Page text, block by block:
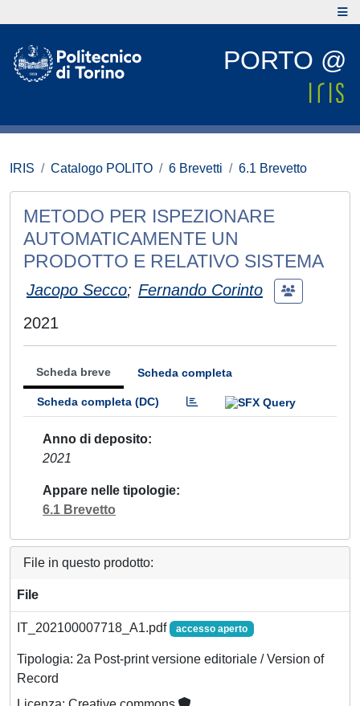
PORTO @
IRIS Catalogo POLITO 6 Brevetti 6.1 Brevetto
METODO PER ISPEZIONARE
AUTOMATICAMENTE UN
PRODOTTO E RELATIVO SISTEMA
Jacopo Secco; Fernando Corinto
2021
Scheda breve Scheda completa
Scheda completa (DC)
Anno di deposito
2021
Appare nelle tipologie
6.1 Brevetto
File in questo prodotto:
File
IT_202100007718_A1.pdf accesso aperto
Tipologia: 2a Post-print versione editoriale / Version of
Record